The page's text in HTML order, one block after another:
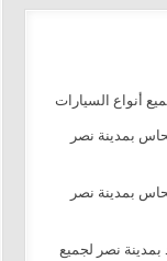
أنواع السيارات
بمدينة نصر
بمدينة نصر
نصر لجميع